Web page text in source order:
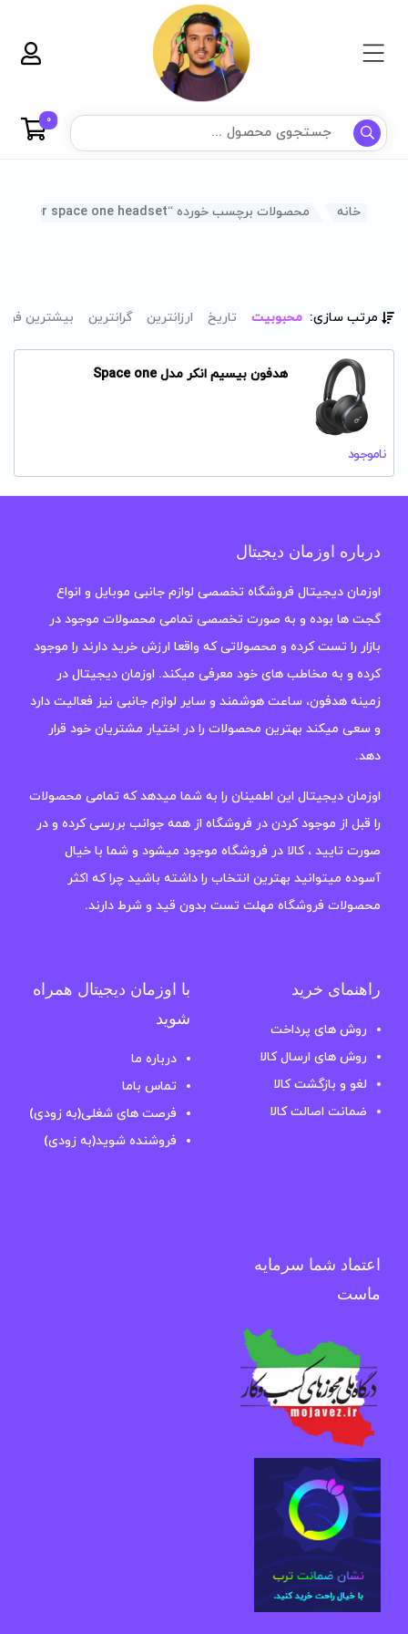
0
خانه محصولات برچسب خورده “anker space one headset”
مرتب سازی: محبوبیت تاریخ ارزانترین گرانترین بیشترین
هدفون بیسیم انکر مدل Space one
ناموجود
درباره اوزمان دیجیتال
اوزمان دیجیتال فروشگاه تخصصی لوازم جانبی موبایل و انواع
گجت ها بوده و به صورت تخصصی تمامی محصولات موجود در
بازار را تست کرده و محصولاتی که واقعا ارزش خرید دارند را موجود
کرده و به مخاطب های خود معرفی میکند. اوزمان دیجیتال در
زمینه هدفون، ساعت هوشمند و سایر لوازم جانبی نیز فعالیت دارد
و سعی میکند بهترین محصولات را در اختیار مشتریان خود قرار
دهد.
اوزمان دیجیتال این اطمینان را به شما میدهد که تمامی محصولات
را قبل از موجود کردن در فروشگاه از همه جوانب بررسی کرده و در
صورت تایید ، کالا در فروشگاه موجود میشود و شما با خیال
آسوده میتوانید بهترین انتخاب را داشته باشید چرا که اکثر
محصولات فروشگاه مهلت تست بدون قید و شرط دارند.
راهنمای خرید
روش های پرداخت
روش های ارسال کالا
لغو و بازگشت کالا
ضمانت اصالت کالا
با اوزمان دیجیتال همراه
شوید
درباره ما
تماس باما
فرصت های شغلی(به زودی)
فروشنده شوید(به زودی)
اعتماد شما سرمایه
ماست